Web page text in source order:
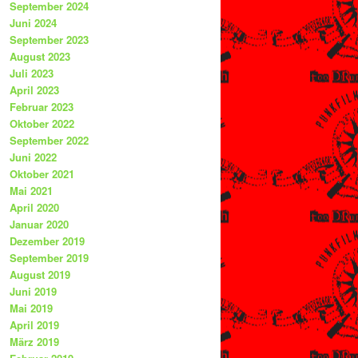
September 2024
Juni 2024
September 2023
August 2023
Juli 2023
April 2023
Februar 2023
Oktober 2022
September 2022
Juni 2022
Oktober 2021
Mai 2021
April 2020
Januar 2020
Dezember 2019
September 2019
August 2019
Juni 2019
Mai 2019
April 2019
März 2019